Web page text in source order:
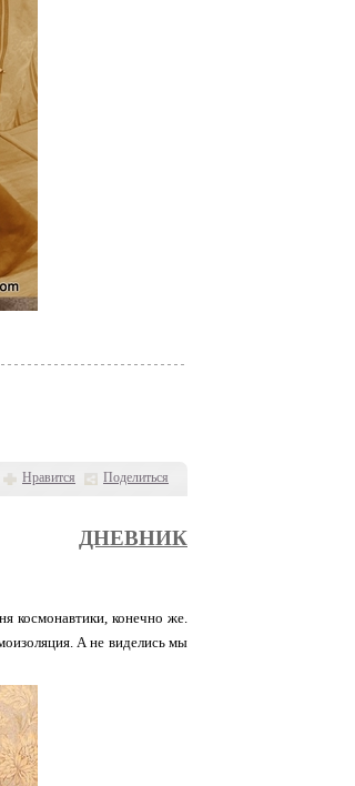
Нравится Поделиться
ДНЕВНИК
космонавтики, конечно же.
А не виделись мы